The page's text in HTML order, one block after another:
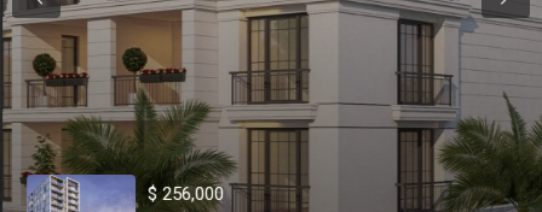
Previous
$ 256,000
Next